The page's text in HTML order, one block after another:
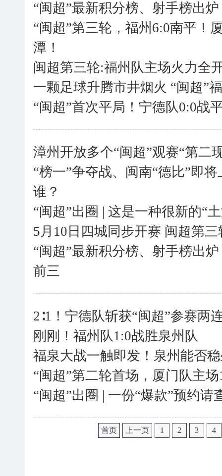
“闽超”最新积分榜、射手榜出
“闽超”第三轮，福州6:0南平！
潭！
闽超第三轮:福州队主场火力全
一颗足球升腾市井烟火 “闽超”
“闽超”首次平局！宁德队0:0战
漳州开放多个“闽超”观赛“第二
“榜一”争夺战、闽南“德比”即
谁？
“闽超”出圈 | 这是一种很新的“
5月10日四城同步开赛 闽超第
“闽超”最新积分榜、射手榜出
前三
2∶1！宁德队斩获“闽超”参赛两
刚刚！福州队1:0战胜泉州队
福泉大战一触即发！泉州能否
“闽超”第二轮首场，厦门队主
“闽超”出圈 | 一份“爆款”预约请
首页 上一页 1 2 3 4